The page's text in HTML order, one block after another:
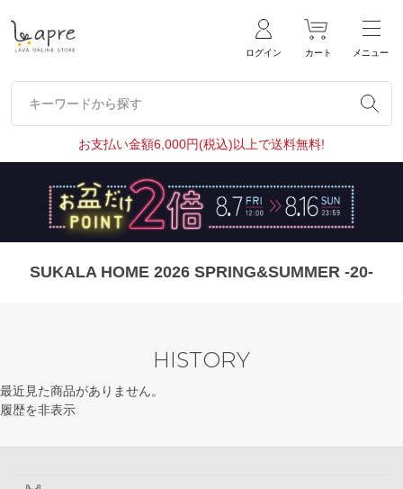
ログイン カート メニュー
キーワードから探す
キーワードから探す
お支払い金額6,000円(税込)以上で送料無料!
SUKALA HOME 2026 SPRING&SUMMER -20-
HISTORY
最近見た商品がありません。
履歴を非表示